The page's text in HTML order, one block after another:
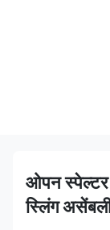
ओपन स्पेल्टर
स्लिंग